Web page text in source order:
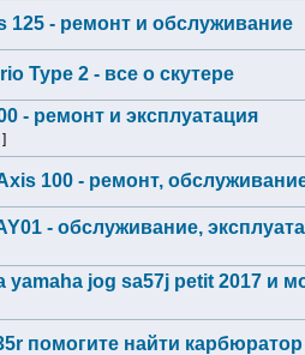
125 - ремонт и обслуживание
Type 2 - все о скутере
- ремонт и эксплуатация
]
100 - ремонт,
- обслуживание,
yamaha jog sa57j petit 2017 и
помогите найти карбюратор